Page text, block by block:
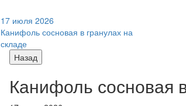
17 июля 2026
Канифоль сосновая в гранулах на
складе
Назад
Канифоль сосновая